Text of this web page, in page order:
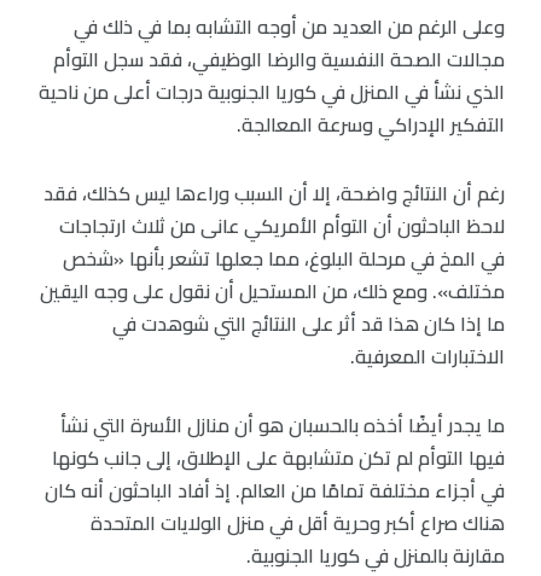
وعلى الرغم من العديد من أوجه التشابه بما في ذلك في
مجالات الصحة النفسية والرضا الوظيفي، فقد سجل التوأم
الذي نشأ في المنزل في كوريا الجنوبية درجات أعلى من ناحية
التفكير الإدراكي وسرعة المعالجة.
رغم أن النتائج واضحة، إلا أن السبب وراءها ليس كذلك، فقد
لاحظ الباحثون أن التوأم الأمريكي عانى من ثلاث ارتجاجات
في المخ في مرحلة البلوغ، مما جعلها تشعر بأنها «شخص
مختلف». ومع ذلك، من المستحيل أن نقول على وجه اليقين
ما إذا كان هذا قد أثر على النتائج التي شوهدت في
الاختبارات المعرفية.
ما يجدر أيضًا أخذه بالحسبان هو أن منازل الأسرة التي نشأ
فيها التوأم لم تكن متشابهة على الإطلاق، إلى جانب كونها
في أجزاء مختلفة تمامًا من العالم. إذ أفاد الباحثون أنه كان
هناك صراع أكبر وحرية أقل في منزل الولايات المتحدة
مقارنة بالمنزل في كوريا الجنوبية.